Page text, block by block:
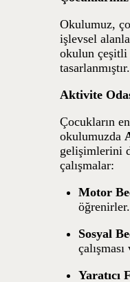
Okulumuz,
işlevsel
okulun çeşitli
tasarlanmıştır.
Aktivite
Çocukların
okulumuzda
gelişimlerini
çalışmalar:
Motor
öğrenirler.
Sosyal
Yaratıcı